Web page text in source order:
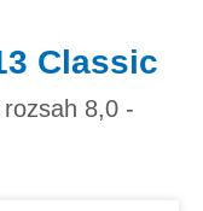
Classic
8,0 -